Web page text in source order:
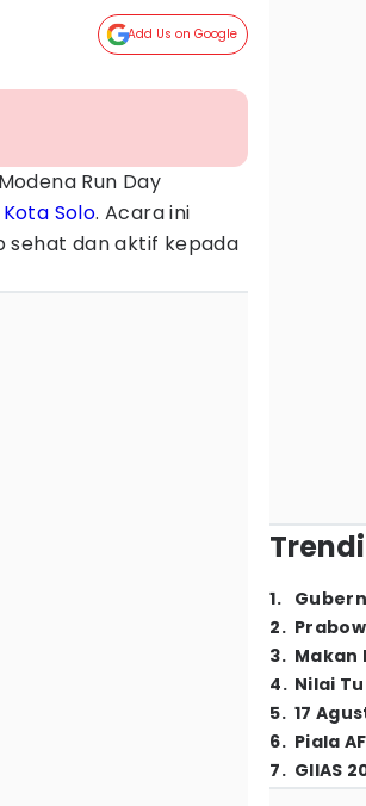
Add Us on Google
Run Day
Kota Solo. Acara ini
sehat dan aktif kepada
1.
2.
3. Makan
4. Nilai
5. 17
6. Piala
7. GIIAS